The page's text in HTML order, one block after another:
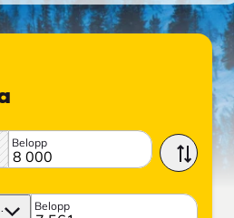
Belopp
Belopp